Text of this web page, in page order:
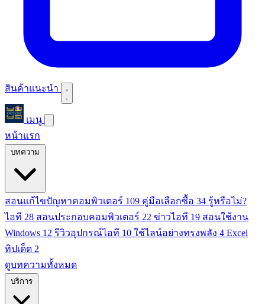
สินค้าแนะนำ
เมนู
หน้าแรก
บทความ
สอนแก้ไขปัญหาคอมพิวเตอร์ 109 คู่มือเลือกซื้อ 34 รู้หรือไม่?
ไอที 28 สอนประกอบคอมพิวเตอร์ 22 ข่าวไอที 19 สอนใช้งาน
Windows 12 รีวิวอุปกรณ์ไอที 10 ใช้ไลน์อย่างทรงพลัง 4 Excel
ทิปเด็ด 2
ดูบทความทั้งหมด
บริการ